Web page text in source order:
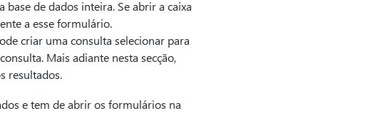
de dados inteira. Se abrir a caixa
a esse formulário.
criar uma consulta selecionar para
Mais adiante nesta secção,
resultados.
e tem de abrir os formulários na